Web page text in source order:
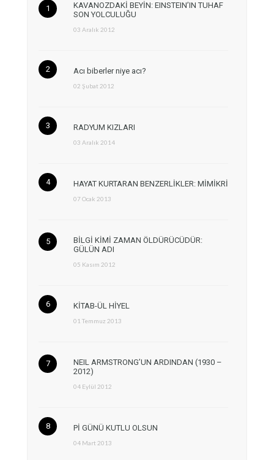
KAVANOZDAKİ BEYİN: EINSTEIN’IN TUHAF
SON YOLCULUĞU
03 Aralık 2012
Acı biberler niye acı?
02 Şubat 2012
RADYUM KIZLARI
03 Aralık 2014
HAYAT KURTARAN BENZERLİKLER: MİMİKRİ
07 Ocak 2013
BİLGİ KİMİ ZAMAN ÖLDÜRÜCÜDÜR:
GÜLÜN ADI
05 Kasım 2012
KİTAB-ÜL HİYEL
01 Temmuz 2013
NEIL ARMSTRONG’UN ARDINDAN (1930 –
2012)
04 Eylül 2012
Pİ GÜNÜ KUTLU OLSUN
04 Mart 2013